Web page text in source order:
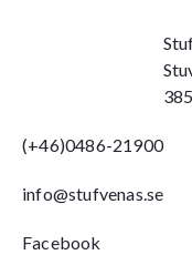
(+46)0486-21900
info@stufvenas.se
Facebook